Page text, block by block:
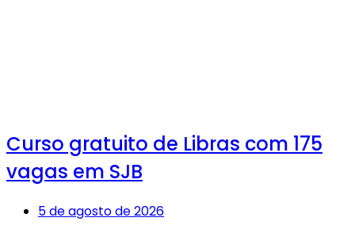
Curso gratuito de Libras com 175
vagas em SJB
5 de agosto de 2026